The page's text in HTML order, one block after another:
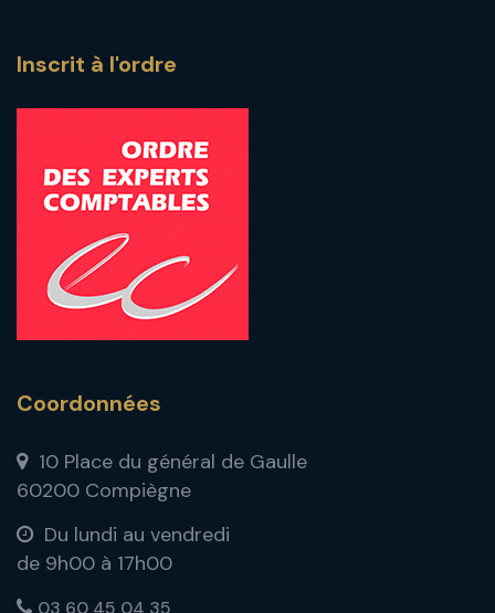
Inscrit à l'ordre
Coordonnées
10 Place du général de Gaulle
60200 Compiègne
Du lundi au vendredi
de 9h00 à 17h00
03 60 45 04 35